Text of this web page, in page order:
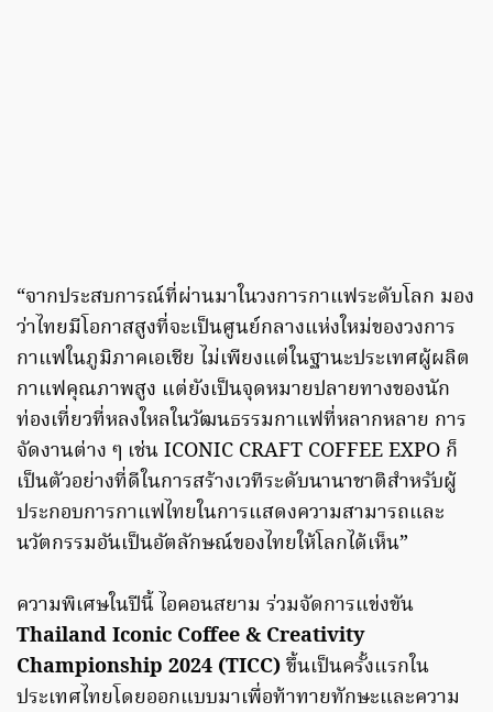
“จากประสบการณ์ที่ผ่านมาในวงการกาแฟระดับโลก มอง
ว่าไทยมีโอกาสสูงที่จะเป็นศูนย์กลางแห่งใหม่ของวงการ
กาแฟในภูมิภาคเอเชีย ไม่เพียงแต่ในฐานะประเทศผู้ผลิต
กาแฟคุณภาพสูง แต่ยังเป็นจุดหมายปลายทางของนัก
ท่องเที่ยวที่หลงใหลในวัฒนธรรมกาแฟที่หลากหลาย การ
จัดงานต่าง ๆ เช่น ICONIC CRAFT COFFEE EXPO ก็
เป็นตัวอย่างที่ดีในการสร้างเวทีระดับนานาชาติสำหรับผู้
ประกอบการกาแฟไทยในการแสดงความสามารถและ
นวัตกรรมอันเป็นอัตลักษณ์ของไทยให้โลกได้เห็น”
ความพิเศษในปีนี้ ไอคอนสยาม ร่วมจัดการแข่งขัน
Thailand Iconic Coffee & Creativity
Championship 2024 (TICC)ขึ้นเป็นครั้งแรกใน
ประเทศไทยโดยออกแบบมาเพื่อท้าทายทักษะและความ